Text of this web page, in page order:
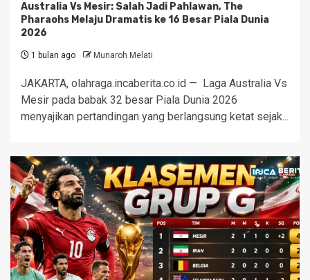
Australia Vs Mesir: Salah Jadi Pahlawan, The
Pharaohs Melaju Dramatis ke 16 Besar Piala Dunia
2026
1 bulan ago Munaroh Melati
JAKARTA, olahraga.incaberita.co.id — Laga Australia Vs
Mesir pada babak 32 besar Piala Dunia 2026
menyajikan pertandingan yang berlangsung ketat sejak...